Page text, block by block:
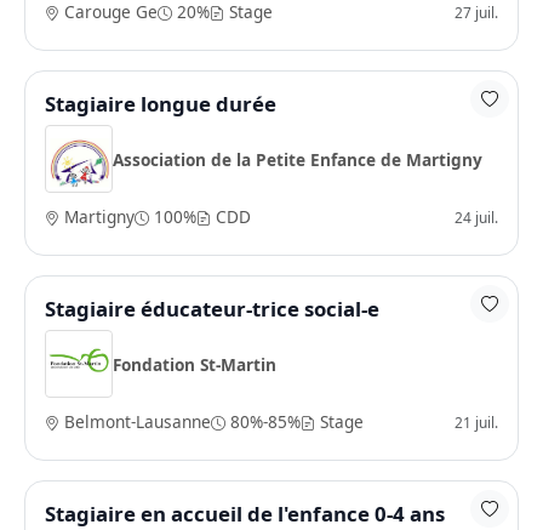
Carouge Ge 20% Stage 27 juil.
Stagiaire longue durée
Association de la Petite Enfance de Martigny
Martigny 100% CDD 24 juil.
Stagiaire éducateur-trice social-e
Fondation St-Martin
Belmont-Lausanne 80%-85% Stage 21 juil.
Stagiaire en accueil de l'enfance 0-4 ans